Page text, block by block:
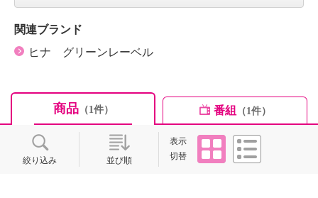
関連ブランド
ヒナ グリーンレーベル
商品（1件） 番組 （1件）
絞り込み 並び順
表示
切替
タイル